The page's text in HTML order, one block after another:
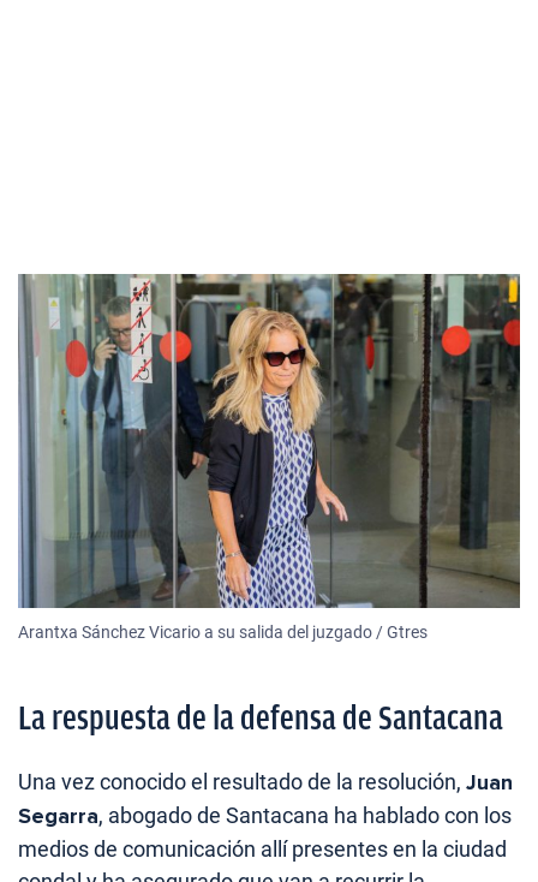
Arantxa Sánchez Vicario a su salida del juzgado / Gtres
La respuesta de la defensa de Santacana
Una vez conocido el resultado de la resolución, Juan
Segarra, abogado de Santacana ha hablado con los
medios de comunicación allí presentes en la ciudad